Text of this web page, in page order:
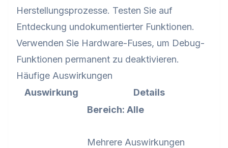
Herstellungsprozesse. Testen Sie auf
Entdeckung undokumentierter Funktionen.
Verwenden Sie Hardware-Fuses, um Debug-
Funktionen permanent zu deaktivieren.
Häufige Auswirkungen
Auswirkung
Details
Bereich: Alle
Mehrere Auswirkungen